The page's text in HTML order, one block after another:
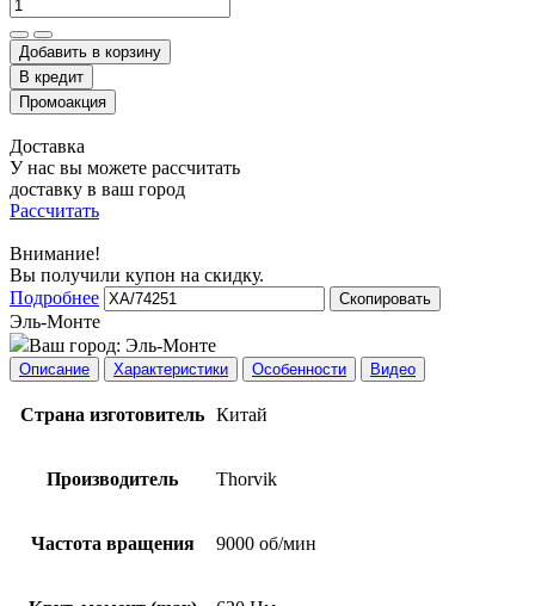
Добавить в корзину
Доставка
У нас вы можете рассчитать
доставку в ваш город
Рассчитать
Внимание!
Вы получили купон на скидку.
Подробнее
Скопировать
Эль-Монте
Ваш город: Эль-Монте
Описание Характеристики Особенности Видео
Страна изготовитель Китай
Производитель Thorvik
Частота вращения 9000 об/мин